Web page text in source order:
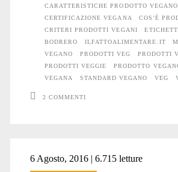
un
prodotto
“vegano”?
CARATTERISTICHE PRODOTTO VEGANO
CERTIFICAZIONE VEGANA
COS'È
CRITERI PRODOTTI VEGANI
BODRERO
ILFATTOALIMENTARE.IT
VEGANO
PRODOTTI VEG
PRODOTTI
PRODOTTI VEGGIE
PRODOTTO
VEGANA
STANDARD VEGANO VEG
2 COMMENTI
6 Agosto, 2016 | 6.715 letture